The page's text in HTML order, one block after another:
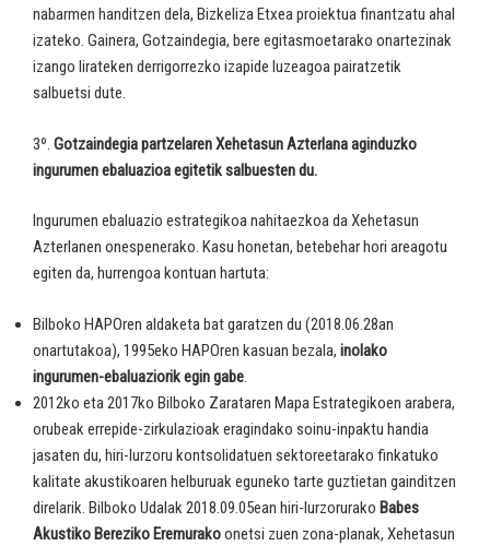
nabarmen handitzen dela, Bizkeliza Etxea proiektua finantzatu ahal
izateko. Gainera, Gotzaindegia, bere egitasmoetarako onartezinak
izango lirateken derrigorrezko izapide luzeagoa pairatzetik
salbuetsi dute.
3º. Gotzaindegia partzelaren Xehetasun Azterlana aginduzko
ingurumen ebaluazioa egitetik salbuesten du.
Ingurumen ebaluazio estrategikoa nahitaezkoa da Xehetasun
Azterlanen onespenerako. Kasu honetan, betebehar hori areagotu
egiten da, hurrengoa kontuan hartuta:
Bilboko HAPOren aldaketa bat garatzen du (2018.06.28an
onartutakoa), 1995eko HAPOren kasuan bezala, inolako
ingurumen-ebaluaziorik egin gabe
2012ko eta 2017ko Bilboko Zarataren Mapa Estrategikoen arabera,
orubeak errepide-zirkulazioak eragindako soinu-inpaktu handia
jasaten du, hiri-lurzoru kontsolidatuen sektoreetarako finkatuko
kalitate akustikoaren helburuak eguneko tarte guztietan gainditzen
direlarik. Bilboko Udalak 2018.09.05ean hiri-lurzorurako Babes
Akustiko Bereziko Eremurakoonetsi zuen zona-planak, Xehetasun